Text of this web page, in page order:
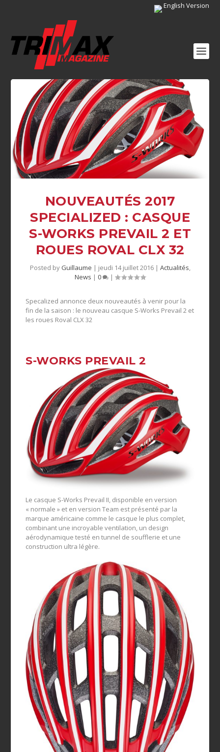
English Version
NOUVEAUTÉS 2017
SPECIALIZED : CASQUE
S-WORKS PREVAIL 2 ET
ROUES ROVAL CLX 32
Posted by Guillaume | jeudi 14 juillet 2016| Actualités
News | 0 |
Specalized annonce deux nouveautés à venir pour la
fin de la saison : le nouveau casque S-Works Prevail 2 et
les roues Roval CLX 32
S-WORKS PREVAIL 2
Le casque S-Works Prevail II, disponible en version
« normale » et en version Team est présenté par la
marque américaine comme le casque le plus complet,
combinant une incroyable ventilation, un design
aérodynamique testé en tunnel de soufflerie et une
construction ultra légère.